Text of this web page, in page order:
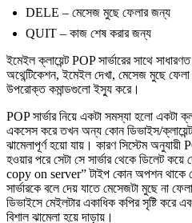
DELE – মেসেজ মুছে ফেলার জন্য
QUIT – কাজ শেষ করার জন্য
ইমেইল ক্লায়েন্ট POP সার্ভারের সাথে
অথেন্টিকেশন, ইমেইল দেখা, মেসেজ মুছে ফেলা
উপরোক্ত কমান্ডগুলো ইস্যু করে।
POP সার্ভার নিয়ে একটা সমস্যা হলো একটা
একসেস করে তখন অন্য কোন ডিভাইস/
ঝামেলাপূর্ণ হয়ো যায়। কারণ সিস্টেম
হওয়ার পরে সেটা সে সার্ভার থেকে ডিলেট
copy on server” টাইপ কোন অপশন থাকে
সার্ভারকে বলে দেয় যাতে মেসেজটা মুছে না
ডিভাইসে মেইলটার একাধিক কপির সৃষ্টি করে
বিশাল ঝামেলা হয়ে দাড়ায়।